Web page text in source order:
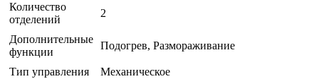
Количество
отделений
2
Дополнительные
функции
Подогрев, Размораживание
Тип управления
Механическое